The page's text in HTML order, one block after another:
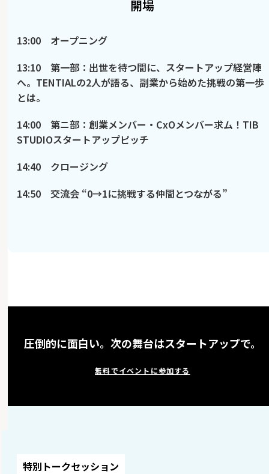
開場
13:00 オープニング
13:10 第一部：出世を待つ間に、スタートアップ経営陣
へ。TENTIALの2人が語る、副業から始めた挑戦の第一歩
とは。
14:00 第ニ部：創業メンバー・CxOメンバー求ム！TIB
STUDIOスタートアップピッチ
14:40 クロージング
14:50 交流会 “0→1に挑戦する仲間とつながる”
圧倒的に面白い。次の舞台はスタートアップで。
無料でイベントに参加する
特別トークセッション